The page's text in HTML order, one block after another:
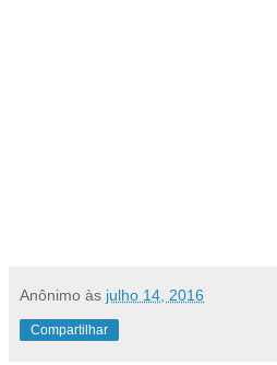
Anônimo às julho 14, 2016
Compartilhar